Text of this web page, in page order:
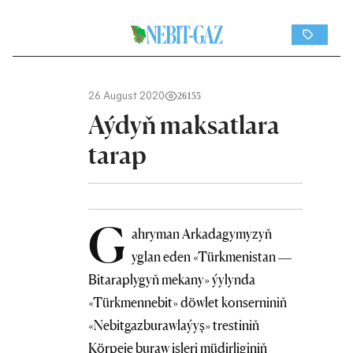
26 August 2020 26155
Aýdyň maksatlara
tarap
G ahryman Arkadagymyzyň
yglan eden «Türkmenistan —
Bitaraplygyň mekany» ýylynda
«Türkmennebit» döwlet konserniniň
«Nebitgazburawlaýyş» trestiniň
Körpeje buraw işleri müdirliginiň